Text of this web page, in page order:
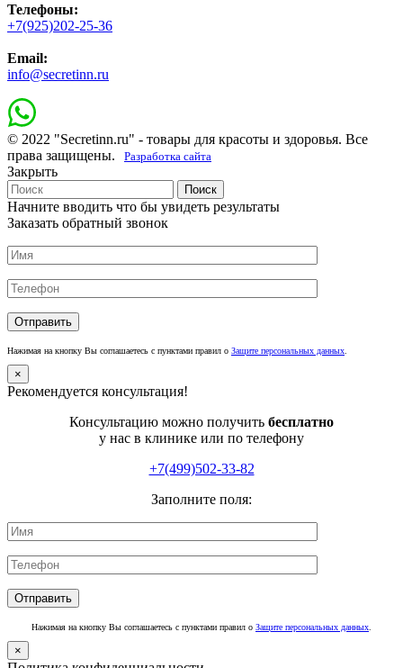
Телефоны:
+7(925)202-25-36
Email:
info@secretinn.ru
© 2022 "Secretinn.ru" - товары для красоты и здоровья. Все
права защищены.
Разработка сайта
Закрыть
Поиск
Начните вводить что бы увидеть результаты
Заказать обратный звонок
Нажимая на кнопку Вы соглашаетесь с пунктами правил о Защите персональных данных
×
Рекомендуется консультация!
Консультацию можно получить бесплатно
у нас в клинике или по телефону
+7(499)502-33-82
Заполните поля:
Нажимая на кнопку Вы соглашаетесь с пунктами правил о Защите персональных данных
×